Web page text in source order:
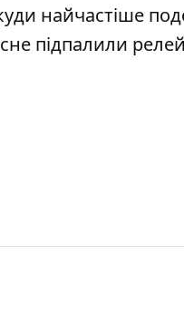
найчастіше
підпалили